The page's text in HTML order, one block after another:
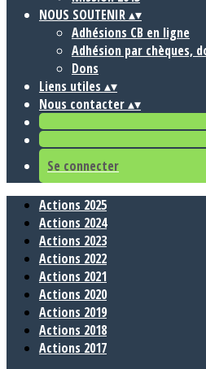
NOUS SOUTENIR▴▾
Adhésions CB en ligne
Adhésion par chèques,
Dons
Liens utiles ▴▾
Nous contacter▴▾
Se connecter
Actions 2025
Actions 2024
Actions 2023
Actions 2022
Actions 2021
Actions 2020
Actions 2019
Actions 2018
Actions 2017